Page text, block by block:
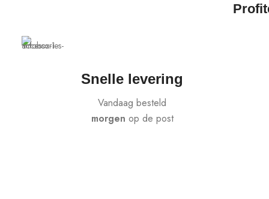
Snelle levering
Vandaag besteld
morgen op de post